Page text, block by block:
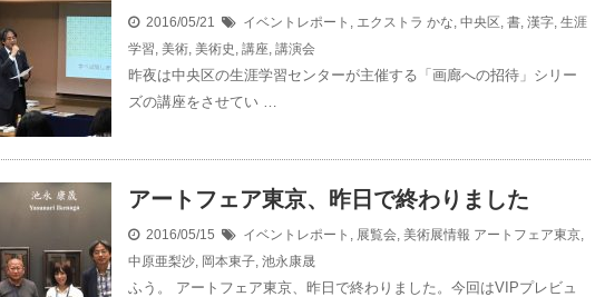
2016/05/21 イベントレポート , エクストラ かな, 中央区, 書, 漢字, 生涯
学習, 美術, 美術史 , 講座, 講演会
昨夜は中央区の生涯学習センターが主催する「画廊への招待」シリー
ズの講座をさせてい …
アートフェア東京、昨日で終わりました
2016/05/15 イベントレポート , 展覧会, 美術展情報 アートフェア東京,
中原亜梨沙, 岡本東子, 池永康晟
ふう。 アートフェア東京、昨日で終わりました。今回はVIPプレビュ